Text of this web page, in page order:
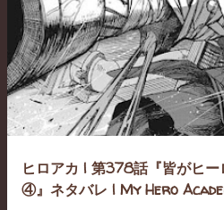
ヒロアカ | 第378話『皆がヒ
④』ネタバレ | My Hero